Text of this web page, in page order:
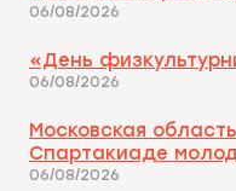
06/08/2026
«День
06/08/2026
Московская
Спартакиаде
06/08/2026